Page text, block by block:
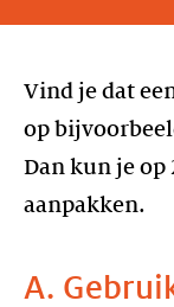
Vind je dat
op
Dan kun je op
aanpakken.
A.